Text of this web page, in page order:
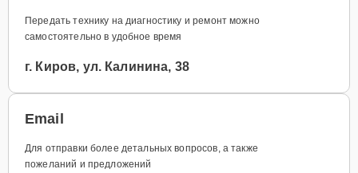
Передать технику на диагностику и ремонт можно
самостоятельно в удобное время
г. Киров, ул. Калинина, 38
Email
Для отправки более детальных вопросов, а также
пожеланий и предложений